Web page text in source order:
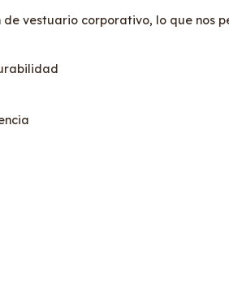
vestuario corporativo, lo que nos